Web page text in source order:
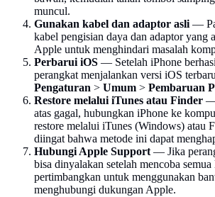
muncul.
Gunakan kabel dan adaptor asli —
kabel pengisian daya dan adaptor yang
Apple untuk menghindari masalah
Perbarui iOS — Setelah iPhone
perangkat menjalankan versi iOS
Pengaturan > Umum > Pembaruan
Restore melalui iTunes atau Finder —
atas gagal, hubungkan iPhone ke
restore melalui iTunes (Windows) atau
diingat bahwa metode ini dapat
Hubungi Apple Support — Jika
bisa dinyalakan setelah mencoba semua
pertimbangkan untuk menggunakan
menghubungi dukungan Apple.